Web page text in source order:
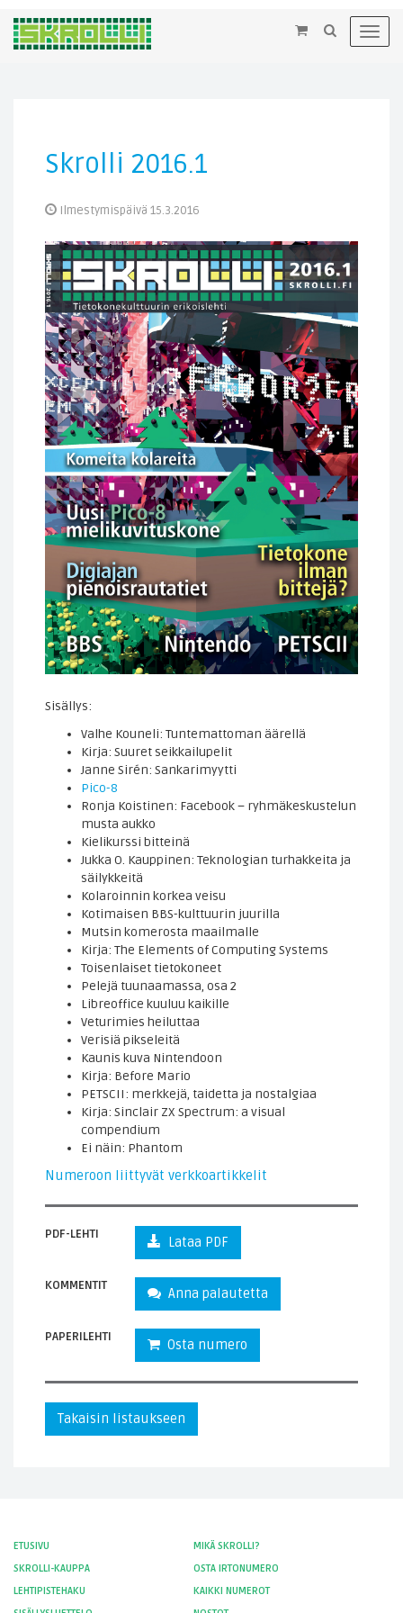
×
Skrolli 2016.1
Ilmestymispäivä 15.3.2016
Sisällys:
Valhe Kouneli: Tuntemattoman äärellä
Kirja: Suuret seikkailupelit
Janne Sirén: Sankarimyytti
Pico-8
Ronja Koistinen: Facebook – ryhmäkeskustelun
musta aukko
Kielikurssi bitteinä
Jukka O. Kauppinen: Teknologian turhakkeita ja
säilykkeitä
Kolaroinnin korkea veisu
Kotimaisen BBS-kulttuurin juurilla
Mutsin komerosta maailmalle
Kirja: The Elements of Computing Systems
Toisenlaiset tietokoneet
Pelejä tuunaamassa, osa 2
Libreoffice kuuluu kaikille
Veturimies heiluttaa
Verisiä pikseleitä
Kaunis kuva Nintendoon
Kirja: Before Mario
PETSCII: merkkejä, taidetta ja nostalgiaa
Kirja: Sinclair ZX Spectrum: a visual
compendium
Ei näin: Phantom
Numeroon liittyvät verkkoartikkelit
PDF-LEHTI Lataa PDF
KOMMENTIT Anna palautetta
PAPERILEHTI Osta numero
Takaisin listaukseen
ETUSIVU
MIKÄ SKROLLI?
SKROLLI-KAUPPA
OSTA IRTONUMERO
LEHTIPISTEHAKU
KAIKKI NUMEROT